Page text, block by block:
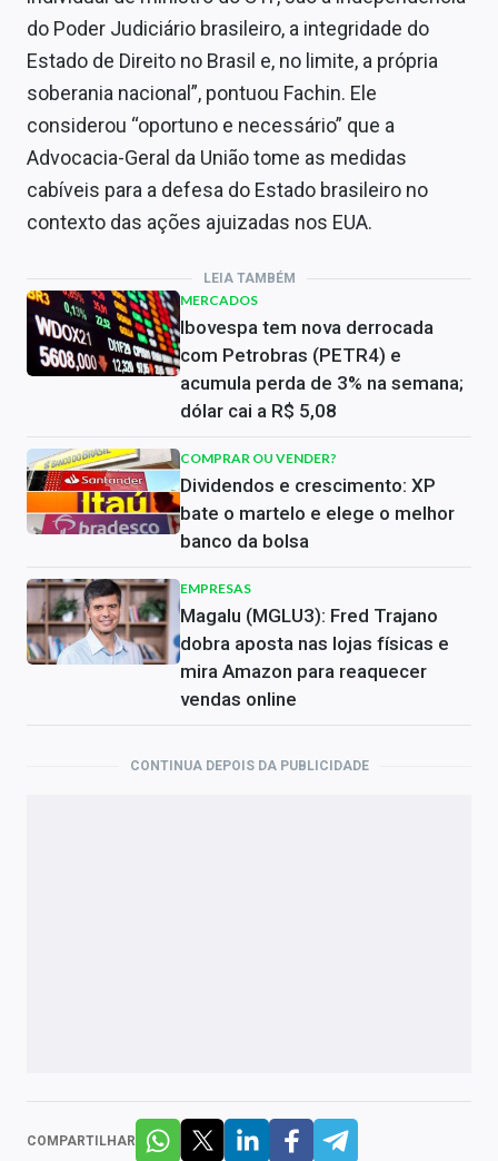
do Poder Judiciário brasileiro, a integridade do
Estado de Direito no Brasil e, no limite, a própria
soberania nacional”, pontuou Fachin. Ele
considerou “oportuno e necessário” que a
Advocacia-Geral da União tome as medidas
cabíveis para a defesa do Estado brasileiro no
contexto das ações ajuizadas nos EUA.
LEIA TAMBÉM
MERCADOS
Ibovespa tem nova derrocada
com Petrobras (PETR4) e
acumula perda de 3% na semana;
dólar cai a R$ 5,08
COMPRAR OU VENDER?
Dividendos e crescimento: XP
bate o martelo e elege o melhor
banco da bolsa
EMPRESAS
Magalu (MGLU3): Fred Trajano
dobra aposta nas lojas físicas e
mira Amazon para reaquecer
vendas online
CONTINUA DEPOIS DA PUBLICIDADE
COMPARTILHAR